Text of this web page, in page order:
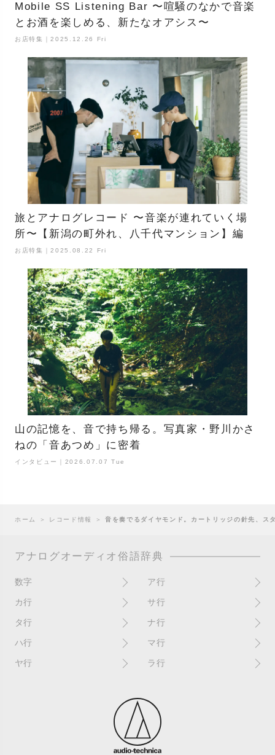
Mobile SS Listening Bar 〜喧騒のなかで音楽
とお酒を楽しめる、新たなオアシス〜
お店特集｜2025.12.26 Fri
旅とアナログレコード 〜音楽が連れていく場
所〜【新潟の町外れ、八千代マンション】編
お店特集｜2025.08.22 Fri
山の記憶を、音で持ち帰る。写真家・野川かさ
ねの「音あつめ」に密着
インタビュー｜2026.07.07 Tue
ホーム ＞ レコード情報 ＞音を奏でるダイヤモンド。カートリッジの針先、ス
アナログオーディオ俗語辞典
数字
10インチ
4チャンネル
ア行
RPM(33,45)
赤盤
アセテート盤
EPアダプター
インシュレーター
インナースリーブ
ウォーターダメージ
内袋
カ行
書き込み
歌詞記載ジャケット
ガチャ盤
サ行
サイン
CDJ
シールド盤
シュリンク残存
白盤
針圧
スクラッチ
タ行
ターンテーブル
ダイナフレックス
Discogs（ディスコグス）
ナ行
2枚使い
ン）
ハ行
ハウリング
マ行
マスターテンポ
マトリックス番号
未開封
ミキサー
耳
ヤ行 ラ行
リイシュー / 再発
リミックス
ループ
ループ溝/ロックド・グルーヴ/